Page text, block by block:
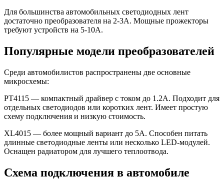
Для большинства автомобильных светодиодных лент
достаточно преобразователя на 2-3А. Мощные прожекторы
требуют устройств на 5-10А.
Популярные модели преобразователей
Среди автомобилистов распространены две основные
микросхемы:
PT4115 — компактный драйвер с током до 1.2А. Подходит для
отдельных светодиодов или коротких лент. Имеет простую
схему подключения и низкую стоимость.
XL4015 — более мощный вариант до 5А. Способен питать
длинные светодиодные ленты или несколько LED-модулей.
Оснащен радиатором для лучшего теплоотвода.
Схема подключения в автомобиле